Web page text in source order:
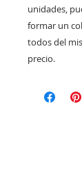
unidades,
formar un
todos del
precio.